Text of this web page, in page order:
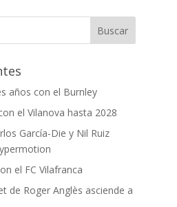
años con el Burnley
el Vilanova hasta 2028
García-Die y Nil Ruiz
el FC Vilafranca
de Roger Anglès asciende a